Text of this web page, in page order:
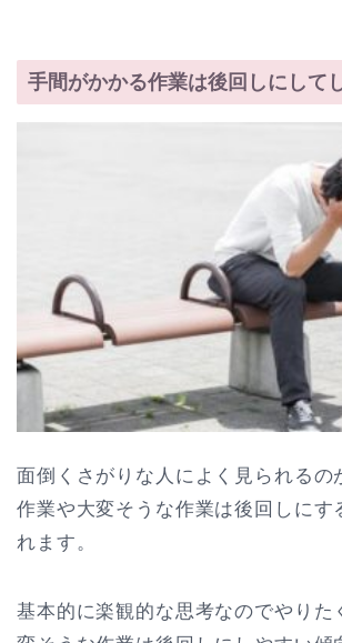
手間がかかる作業は後回しにして
面倒くさがりな人によく見られるの
作業や大変そうな作業は後回しにす
れます。
基本的に楽観的な思考なのでやりた